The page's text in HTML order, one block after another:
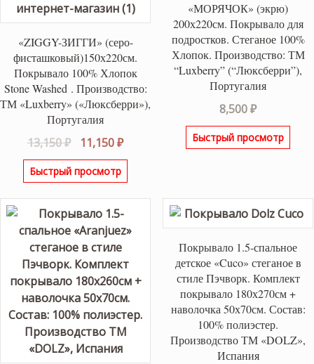
«ZIGGY-ЗИГГИ» (серо-
фисташковый)150х220см.
Покрывало 100% Хлопок
Stone Washed . Производство:
ТМ «Luxberry» («Люксберри»),
Португалия
13,150₽
Первоначальная
цена
составляла
11,150₽Текущая
цена:
Быстрый просмотр
«МОРЯЧОК» (экрю)
200х220см. Покрывало для
подростков. Стеганое 100%
Хлопок. Производство: ТМ
“Luxberry” (“Люксберри”),
Португалия
8,500₽
Быстрый просмотр
Покрывало 1.5-спальное
детское «Cuco» стеганое в
стиле Пэчворк. Комплект
покрывало 180х270см +
наволочка 50х70см. Состав:
100% полиэстер.
Производство ТМ «DOLZ»,
Испания